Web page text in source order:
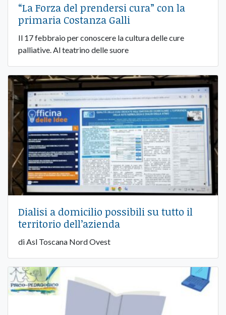
“La Forza del prendersi cura” con la
primaria Costanza Galli
Il 17 febbraio per conoscere la cultura delle cure
palliative. Al teatrino delle suore
Dialisi a domicilio possibili su tutto il
territorio dell’azienda
di Asl Toscana Nord Ovest